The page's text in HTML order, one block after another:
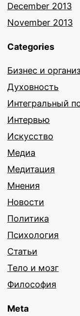
December 2013
November 2013
Categories
Бизнес и
Духовность
Интегральный
Интервью
Искусство
Медиа
Медитация
Мнения
Новости
Политика
Психология
Статьи
Тело и мозг
Философия
Meta